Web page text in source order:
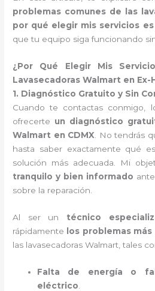
problemas comunes de las
por qué elegir mis servicios
que tu equipo siga funcionando
¿Por Qué Elegir Mis
Lavasecadoras Walmart en Ex-
1. Diagnóstico Gratuito y Sin
Cuando te contactas conmigo,
ofrecerte un diagnóstico
Walmart en CDMX . No tendrás
hasta saber exactamente qué
solución más adecuada. Mi
tranquilo y bien informado
sobre la reparación.
Al ser un técnico
rápidamente
los problemas
las lavasecadoras Walmart, tales
Falta de energía o
eléctrico